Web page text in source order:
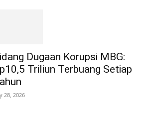
Dugaan Korupsi MBG:
Triliun Terbuang Setiap
28, 2026